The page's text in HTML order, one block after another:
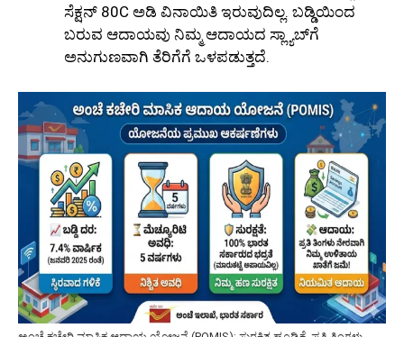
ಸೆಕ್ಷನ್ 80C ಅಡಿ ವಿನಾಯಿತಿ ಇರುವುದಿಲ್ಲ. ಬಡ್ಡಿಯಿಂದ
ಬರುವ ಆದಾಯವು ನಿಮ್ಮ ಆದಾಯದ ಸ್ಲ್ಯಾಬ್‌ಗೆ
ಅನುಗುಣವಾಗಿ ತೆರಿಗೆಗೆ ಒಳಪಡುತ್ತದೆ.